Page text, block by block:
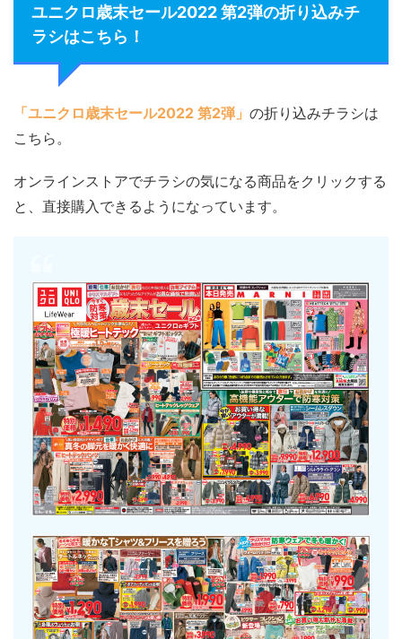
ユニクロ歳末セール2022 第2弾の折り込みチ
ラシはこちら！
「ユニクロ歳末セール2022 第2弾」 の折り込みチラシは
こちら。
オンラインストアでチラシの気になる商品をクリックする
と、直接購入できるようになっています。